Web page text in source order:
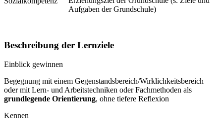
Aufgaben der Grundschule)
Beschreibung der Lernziele
Einblick gewinnen
Begegnung mit einem Gegenstandsbereich/Wirklichkeitsbereich
oder mit Lern- und Arbeitstechniken oder Fachmethoden als
grundlegende Orientierung, ohne tiefere Reflexion
Kennen